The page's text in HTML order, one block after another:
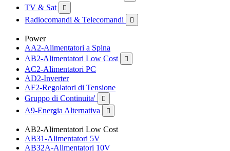
TV & Sat 
Radiocomandi & Telecomandi 
Power
AA2-Alimentatori a Spina
AB2-Alimentatori Low Cost

AC2-Alimentatori PC
AD2-Inverter
AF2-Regolatori di Tensione
Gruppo di Continuita'

A9-Energia Alternativa 
AB2-Alimentatori Low Cost
AB31-Alimentatori 5V
AB32A-Alimentatori 10V